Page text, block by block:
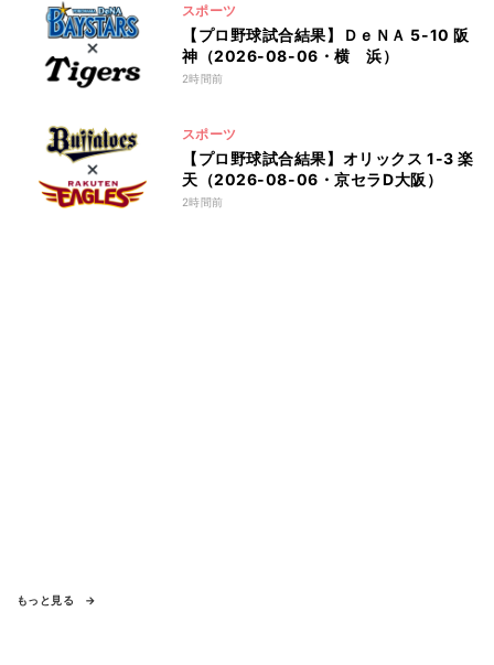
スポーツ
【プロ野球試合結果】ＤｅＮＡ 5-10 阪
神（2026-08-06・横 浜）
2時間前
スポーツ
【プロ野球試合結果】オリックス 1-3 楽
天（2026-08-06・京セラD大阪）
2時間前
もっと見る